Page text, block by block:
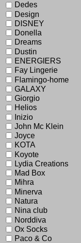
Dedes
Design
DISNEY
Donella
Dreams
Dustin
ENERGIERS
Fay Lingerie
Flamingo-home
GALAXY
Giorgio
Helios
Inizio
John Mc Klein
Joyce
KOTA
Koyote
Lydia Creations
Mad Box
Mihra
Minerva
Natura
Nina club
Norddiva
Ox Socks
Paco & Co